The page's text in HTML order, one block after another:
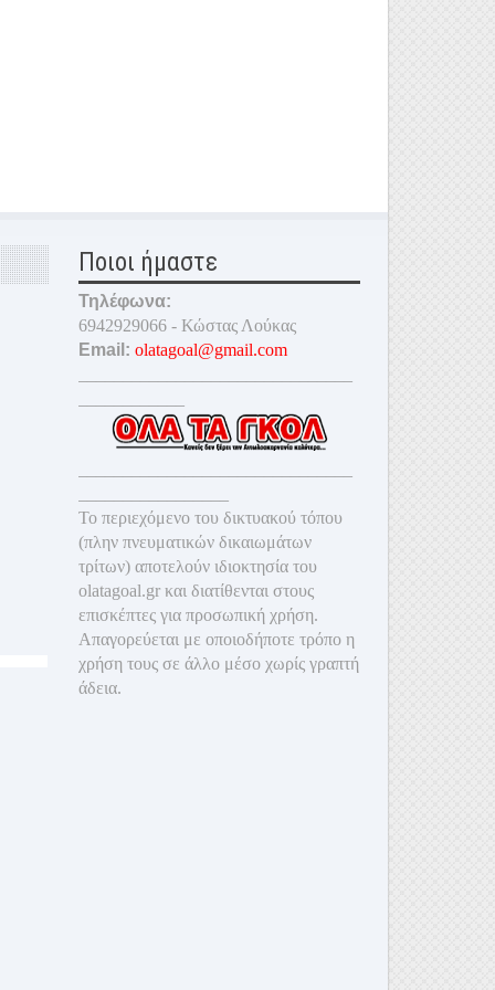
Ποιοι ήμαστε
Τηλέφωνα:
6942929066 - Κώστας Λούκας
Email: olatagoal@gmail.com
Το περιεχόμενο του δικτυακού τόπου
(πλην πνευματικών δικαιωμάτων
τρίτων) αποτελούν ιδιοκτησία του
olatagoal.gr και διατίθενται στους
επισκέπτες για προσωπική χρήση.
Απαγορεύεται με οποιοδήποτε τρόπο η
χρήση τους σε άλλο μέσο χωρίς γραπτή
άδεια.